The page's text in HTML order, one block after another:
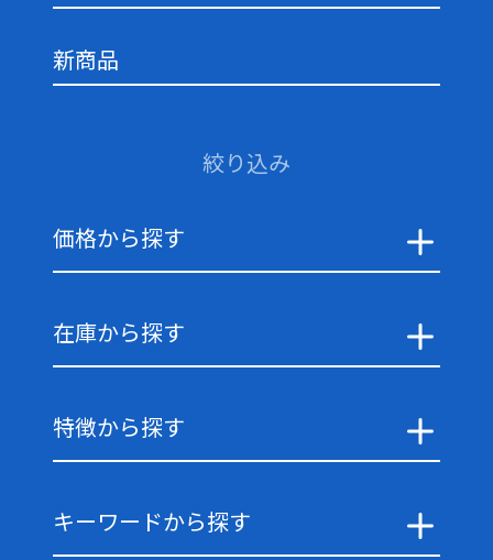
新商品
絞り込み
価格から探す
在庫から探す
特徴から探す
キーワードから探す